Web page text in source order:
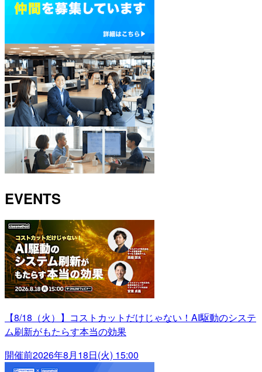
EVENTS
【8/18（火）】コストカットだけじゃない！AI駆動のシステ
ム刷新がもたらす本当の効果
開催前2026年8月18日(火) 15:00